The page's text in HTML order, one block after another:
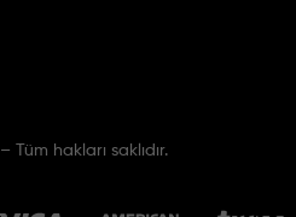
– Tüm hakları saklıdır.